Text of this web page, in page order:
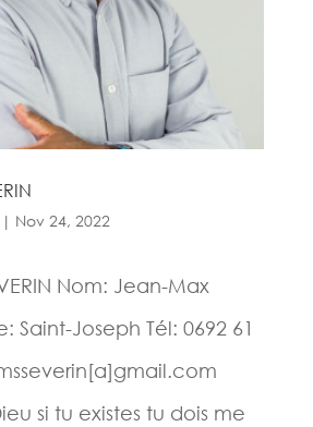
Nov 24, 2022
Nom: Jean-Max
Saint-Joseph Tél: 0692 61
si tu existes tu dois me